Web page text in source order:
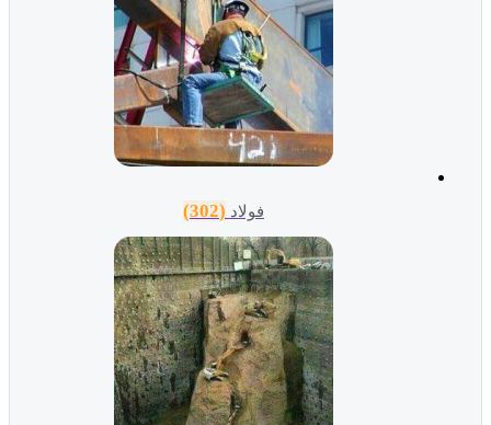
فولاد (302)